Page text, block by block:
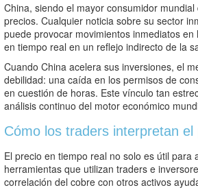
China, siendo el mayor consumidor
precios. Cualquier noticia sobre su sector
puede provocar movimientos inmediatos
en tiempo real en un reflejo indirecto de la
Cuando China acelera sus inversiones, el
debilidad: una caída en los permisos de
en cuestión de horas. Este vínculo tan
análisis continuo del motor económico
Cómo los traders interpretan
El precio en tiempo real no solo es útil
herramientas que utilizan traders e
correlación del cobre con otros activos